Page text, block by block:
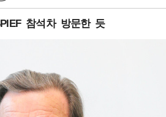
참석차 방문한 듯